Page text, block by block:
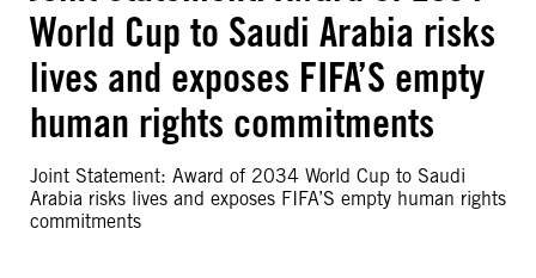
World Cup to Saudi Arabia risks
lives and exposes FIFA’S empty
human rights commitments
Joint Statement: Award of 2034 World Cup to Saudi
Arabia risks lives and exposes FIFA’S empty human rights
commitments